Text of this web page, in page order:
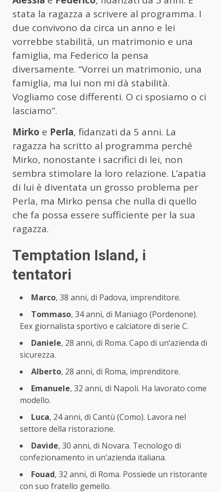
stata la ragazza a scrivere al programma. I
due convivono da circa un anno e lei
vorrebbe stabilità, un matrimonio e una
famiglia, ma Federico la pensa
diversamente. “Vorrei un matrimonio, una
famiglia, ma lui non mi dà stabilità.
Vogliamo cose differenti. O ci sposiamo o ci
lasciamo”.
Mirko e Perla, fidanzati da 5 anni. La
ragazza ha scritto al programma perché
Mirko, nonostante i sacrifici di lei, non
sembra stimolare la loro relazione. L’apatia
di lui è diventata un grosso problema per
Perla, ma Mirko pensa che nulla di quello
che fa possa essere sufficiente per la sua
ragazza.
Temptation Island, i
tentatori
Marco, 38 anni, di Padova, imprenditore.
Tommaso, 34 anni, di Maniago (Pordenone).
Eex giornalista sportivo e calciatore di serie C.
Daniele, 28 anni, di Roma. Capo di un’azienda di
sicurezza.
Alberto, 28 anni, di Roma, imprenditore.
Emanuele, 32 anni, di Napoli. Ha lavorato come
modello.
Luca, 24 anni, di Cantù (Como). Lavora nel
settore della ristorazione.
Davide, 30 anni, di Novara. Tecnologo di
confezionamento in un’azienda italiana.
Fouad, 32 anni, di Roma. Possiede un ristorante
con suo fratello gemello.